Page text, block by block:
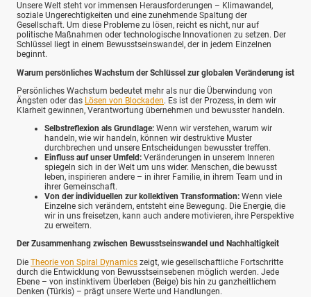
Unsere Welt steht vor immensen Herausforderungen – Klimawandel,
soziale Ungerechtigkeiten und eine zunehmende Spaltung der
Gesellschaft. Um diese Probleme zu lösen, reicht es nicht, nur auf
politische Maßnahmen oder technologische Innovationen zu setzen. Der
Schlüssel liegt in einem Bewusstseinswandel, der in jedem Einzelnen
beginnt.
Warum persönliches Wachstum der Schlüssel zur globalen Veränderung ist
Persönliches Wachstum bedeutet mehr als nur die Überwindung von
Ängsten oder das Lösen von Blockaden. Es ist der Prozess, in dem wir
Klarheit gewinnen, Verantwortung übernehmen und bewusster handeln.
Selbstreflexion als Grundlage: Wenn wir verstehen, warum wir
handeln, wie wir handeln, können wir destruktive Muster
durchbrechen und unsere Entscheidungen bewusster treffen.
Einfluss auf unser Umfeld: Veränderungen in unserem Inneren
spiegeln sich in der Welt um uns wider. Menschen, die bewusst
leben, inspirieren andere – in ihrer Familie, in ihrem Team und in
ihrer Gemeinschaft.
Von der individuellen zur kollektiven Transformation: Wenn viele
Einzelne sich verändern, entsteht eine Bewegung. Die Energie, die
wir in uns freisetzen, kann auch andere motivieren, ihre Perspektive
zu erweitern.
Der Zusammenhang zwischen Bewusstseinswandel und Nachhaltigkeit
Die Theorie von Spiral Dynamics zeigt, wie gesellschaftliche Fortschritte
durch die Entwicklung von Bewusstseinsebenen möglich werden. Jede
Ebene – von instinktivem Überleben (Beige) bis hin zu ganzheitlichem
Denken (Türkis) – prägt unsere Werte und Handlungen.